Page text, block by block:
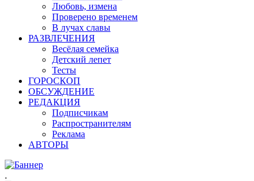
Любовь, измена
Проверено временем
В лучах славы
РАЗВЛЕЧЕНИЯ
Весёлая семейка
Детский лепет
Тесты
ГОРОСКОП
ОБСУЖДЕНИЕ
РЕДАКЦИЯ
Подписчикам
Распространителям
Реклама
АВТОРЫ
.